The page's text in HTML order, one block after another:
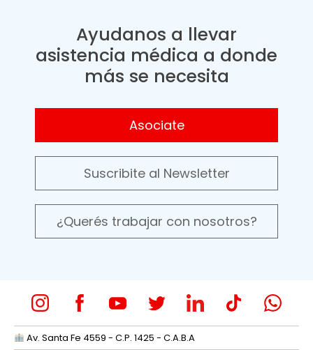
Ayudanos a llevar
asistencia médica a donde
más se necesita
Asociate
Suscribite al Newsletter
¿Querés trabajar con nosotros?
Av. Santa Fe 4559 - C.P. 1425 - C.A.B.A